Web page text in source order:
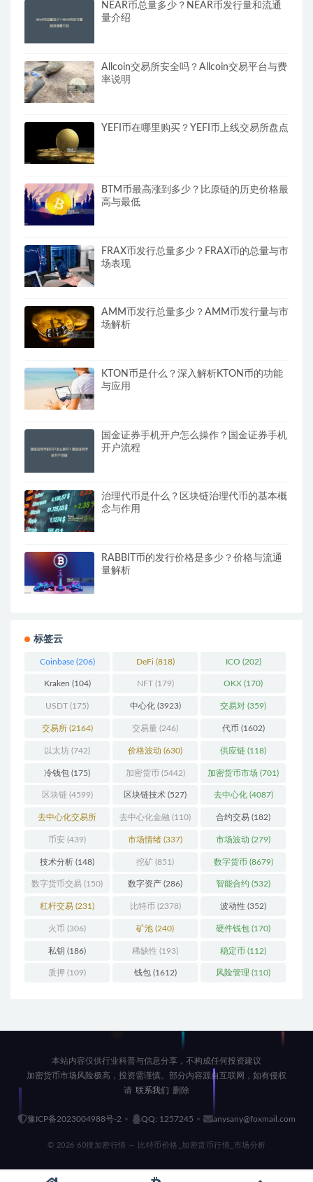
NEAR币总量多少？NEAR币发行量和流通
量介绍
Allcoin交易所安全吗？Allcoin交易平台与费
率说明
YEFI币在哪里购买？YEFI币上线交易所盘点
BTM币最高涨到多少？比原链的历史价格最
高与最低
FRAX币发行总量多少？FRAX币的总量与市
场表现
AMM币发行总量多少？AMM币发行量与市
场解析
KTON币是什么？深入解析KTON币的功能
与应用
国金证券手机开户怎么操作？国金证券手机
开户流程
治理代币是什么？区块链治理代币的基本概
念与作用
RABBIT币的发行价格是多少？价格与流通
量解析
标签云
Coinbase(206) DeFi (818) ICO (202)
Kraken (104) NFT(179) OKX (170)
USDT (175) 中心化(3923) 交易对 (359)
交易所(2164) 交易量 (246) 代币 (1602)
以太坊 (742) 价格波动 (630) 供应链 (118)
冷钱包 (175) 加密货币 (5442) 加密货币市场 (701)
区块链(4599) 区块链技术 (527) 去中心化(4087)
去中心化交易所
(196)
去中心化金融 (110) 合约交易 (182)
币安 (439) 市场情绪 (337) 市场波动 (279)
技术分析 (148) 挖矿 (851) 数字货币 (8679)
数字货币交易 (150) 数字资产 (286) 智能合约 (532)
杠杆交易 (231) 比特币 (2378) 波动性 (352)
火币 (306) 矿池 (240) 硬件钱包 (170)
私钥 (186) 稀缺性 (193) 稳定币 (112)
质押 (109) 钱包(1612) 风险管理 (110)
本站内容仅供行业科普与信息分享，不构成任何投资建议
加密货币市场风险极高，投资需谨慎。部分内容源自互联网，如有侵权
请 联系我们 删除
豫ICP备2023004988号-2 QQ: 1257245 anysany@foxmail.com
© 2026 60搜加密行情 — 比特币价格_加密货币行情_市场分析